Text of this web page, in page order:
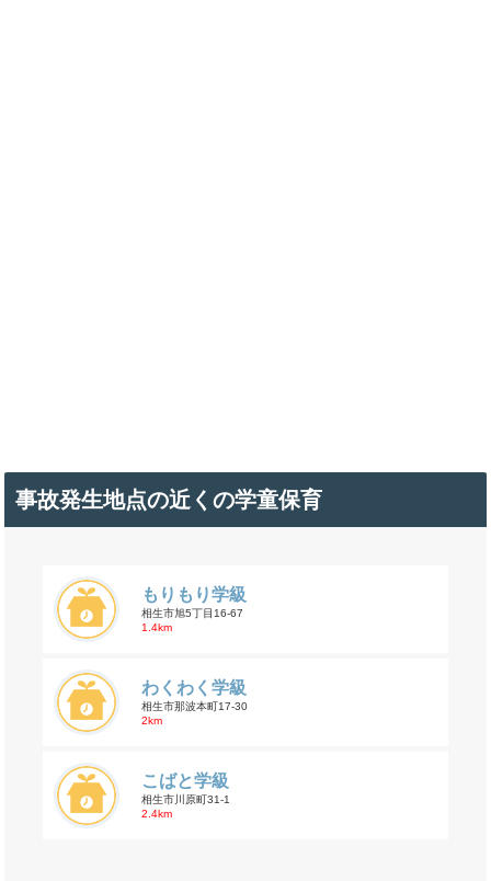
事故発生地点の近くの学童保育
もりもり学級
相生市旭5丁目16-67
1.4km
わくわく学級
相生市那波本町17-30
2km
こばと学級
相生市川原町31-1
2.4km